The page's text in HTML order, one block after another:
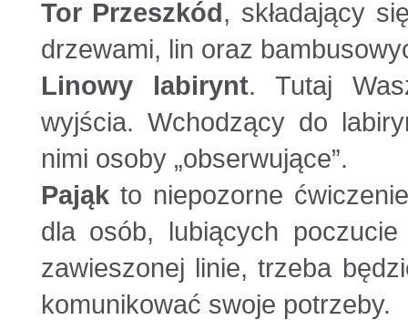
Tor Przeszkód, składający
drzewami, lin oraz
Linowy labirynt. Tutaj
wyjścia. Wchodzący do
nimi osoby „obserwujące”.
Pająkto niepozorne
dla osób, lubiących
zawieszonej linie, trzeba
komunikować swoje potrzeby.